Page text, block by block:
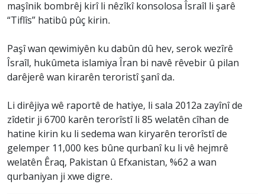
maşînik bombrêj kirî li nêzîkî konsolosa Îsraîl li şarê
“Tiflîs” hatibû pûç kirin.
Paşî wan qewimiyên ku dabûn dû hev, serok wezîrê
Îsraîl, hukûmeta islamiya Îran bi navê rêvebir û pilan
darêjerê wan kirarên teroristî şanî da.
Li dirêjiya wê raportê de hatiye, li sala 2012a zayînî de
zîdetir ji 6700 karên terorîstî li 85 welatên cîhan de
hatine kirin ku li sedema wan kiryarên terorîstî de
gelemper 11,000 kes bûne qurbanî ku li vê hejmrê
welatên Êraq, Pakistan û Efxanistan, %62 a wan
qurbaniyan ji xwe digre.